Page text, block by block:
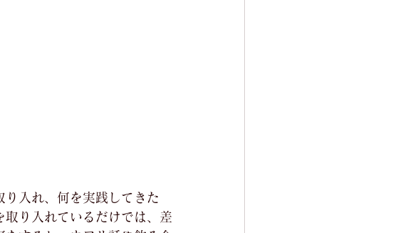
入れ、何を実践してきた
り入れているだけでは、差